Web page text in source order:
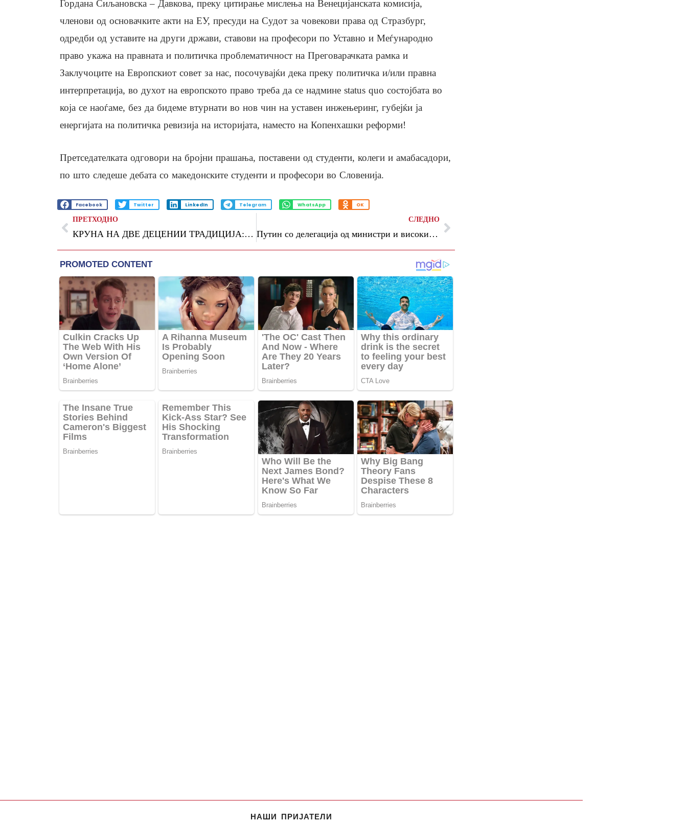
Гордана Сиљановска – Давкова, преку цитирање мислења на Венецијанската комисија,
членови од основачките акти на ЕУ, пресуди на Судот за човекови права од Стразбург,
одредби од уставите на други држави, ставови на професори по Уставно и Меѓународно
право укажа на правната и политичка проблематичност на Преговарачката рамка и
Заклучоците на Европскиот совет за нас, посочувајќи дека преку политичка и/или правна
интерпретација, во духот на европското право треба да се надмине status quo состојбата во
која се наоѓаме, без да бидеме втурнати во нов чин на уставен инжењеринг, губејќи ја
енергијата на политичка ревизија на историјата, наместо на Копенхашки реформи!
Претседателката одговори на бројни прашања, поставени од студенти, колеги и амабасадори,
по што следеше дебата со македонските студенти и професори во Словенија.
Facebook Twitter LinkedIn Telegram WhatsApp OK
ПРЕТХОДНО
КРУНА НА ДВЕ ДЕЦЕНИИ ТРАДИЦИЈА: Јубилејниот 20-ти „Grand Prix SKOPJE 2026“ во знак на врвен спорт и визионерството на Јордан Тасевски
СЛЕДНО
Путин со делегација од министри и високи функционери пристигна во Кина
НАШИ ПРИЈАТЕЛИ